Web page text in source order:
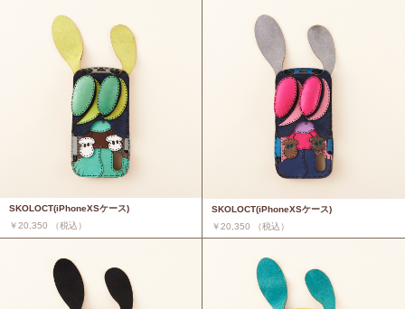
SKOLOCT(iPhoneXSケース)
￥20,350 （税込）
SKOLOCT(iPhoneXSケース)
￥20,350 （税込）